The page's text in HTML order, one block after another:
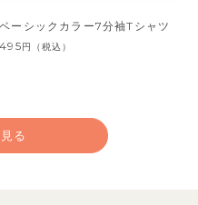
ベーシックカラー7分袖Tシャツ
495円 （税込）
る